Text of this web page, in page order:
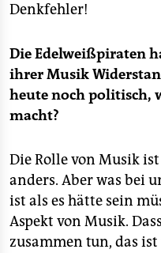
Denkfehler!
Die Edelweißpiraten
ihrer Musik
heute noch politisch,
macht?
Die Rolle von Musik
anders. Aber was bei
ist als es hätte sein
Aspekt von Musik.
zusammen tun, das